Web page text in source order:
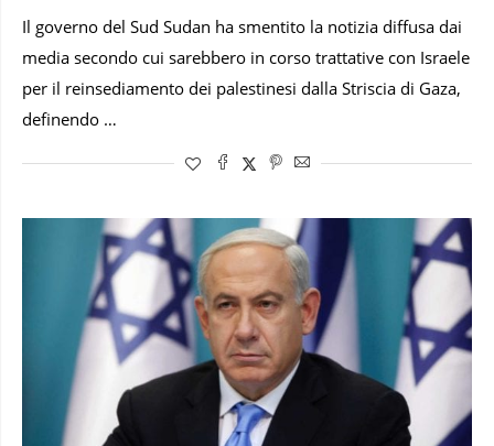
Il governo del Sud Sudan ha smentito la notizia diffusa dai
media secondo cui sarebbero in corso trattative con Israele
per il reinsediamento dei palestinesi dalla Striscia di Gaza,
definendo …